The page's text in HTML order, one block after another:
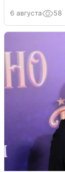
6 августа 58